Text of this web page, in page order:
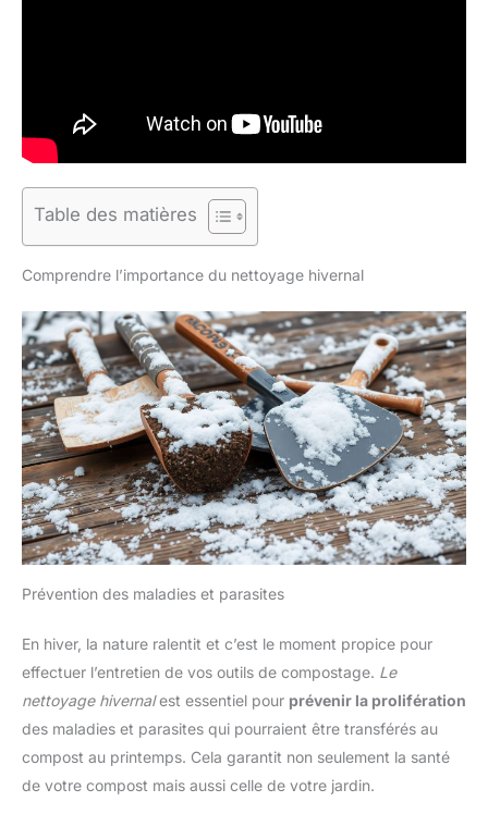
Table des matières
Comprendre l’importance du nettoyage hivernal
Prévention des maladies et parasites
En hiver, la nature ralentit et c’est le moment propice pour
effectuer l’entretien de vos outils de compostage. Le
nettoyage hivernalest essentiel pour prévenir la prolifération
des maladies et parasites qui pourraient être transférés au
compost au printemps. Cela garantit non seulement la santé
de votre compost mais aussi celle de votre jardin.